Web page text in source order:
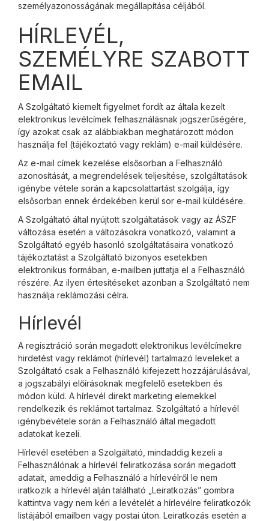
személyazonosságának megállapítása céljából.
HÍRLEVÉL,
SZEMÉLYRE SZABOTT
EMAIL
A Szolgáltató kiemelt figyelmet fordít az általa kezelt
elektronikus levélcímek felhasználásnak jogszerűségére,
így azokat csak az alábbiakban meghatározott módon
használja fel (tájékoztató vagy reklám) e-mail küldésére.
Az e-mail címek kezelése elsősorban a Felhasználó
azonosítását, a megrendelések teljesítése, szolgáltatások
igénybe vétele során a kapcsolattartást szolgálja, így
elsősorban ennek érdekében kerül sor e-mail küldésére.
A Szolgáltató által nyújtott szolgáltatások vagy az ÁSZF
változása esetén a változásokra vonatkozó, valamint a
Szolgáltató egyéb hasonló szolgáltatásaira vonatkozó
tájékoztatást a Szolgáltató bizonyos esetekben
elektronikus formában, e-mailben juttatja el a Felhasználó
részére. Az ilyen értesítéseket azonban a Szolgáltató nem
használja reklámozási célra.
Hírlevél
A regisztráció során megadott elektronikus levélcímekre
hirdetést vagy reklámot (hírlevél) tartalmazó leveleket a
Szolgáltató csak a Felhasználó kifejezett hozzájárulásával,
a jogszabályi előírásoknak megfelelő esetekben és
módon küld. A hírlevél direkt marketing elemekkel
rendelkezik és reklámot tartalmaz. Szolgáltató a hírlevél
igénybevétele során a Felhasználó által megadott
adatokat kezeli.
Hírlevél esetében a Szolgáltató, mindaddig kezeli a
Felhasználónak a hírlevél feliratkozása során megadott
adatait, ameddig a Felhasználó a hírlevélről le nem
iratkozik a hírlevél alján található „Leiratkozás” gombra
kattintva vagy nem kéri a levételét a hírlevélre feliratkozók
listájából emailben vagy postai úton. Leiratkozás esetén a